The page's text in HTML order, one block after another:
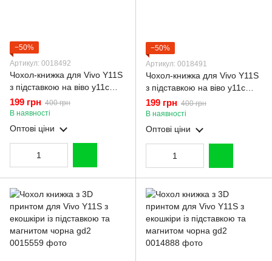
−50%
Артикул: 0018492
Чохол-книжка для Vivo Y11S
з підставкою на віво у11с
синя gd1
199 грн 400 грн
В наявності
Оптові ціни
−50%
Артикул: 0018491
Чохол-книжка для Vivo Y11S
з підставкою на віво у11с
бордова gd1
199 грн 400 грн
В наявності
Оптові ціни